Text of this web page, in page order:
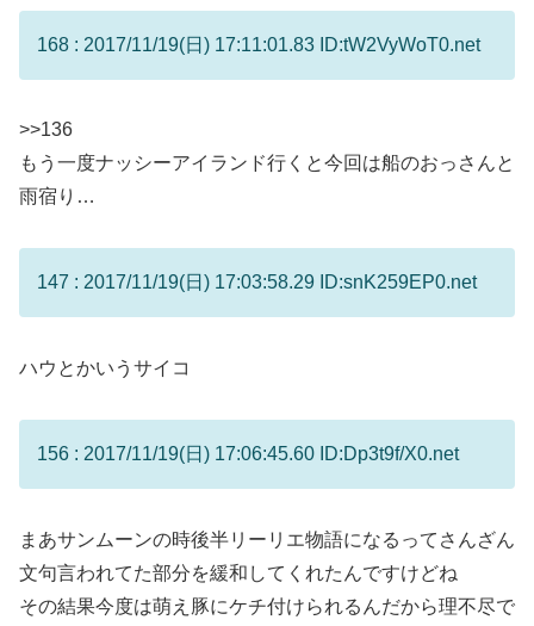
168 : 2017/11/19(日) 17:11:01.83 ID:tW2VyWoT0.net
>>136
もう一度ナッシーアイランド行くと今回は船のおっさんと
雨宿り…
147 : 2017/11/19(日) 17:03:58.29 ID:snK259EP0.net
ハウとかいうサイコ
156 : 2017/11/19(日) 17:06:45.60 ID:Dp3t9f/X0.net
まあサンムーンの時後半リーリエ物語になるってさんざん
文句言われてた部分を緩和してくれたんですけどね
その結果今度は萌え豚にケチ付けられるんだから理不尽で